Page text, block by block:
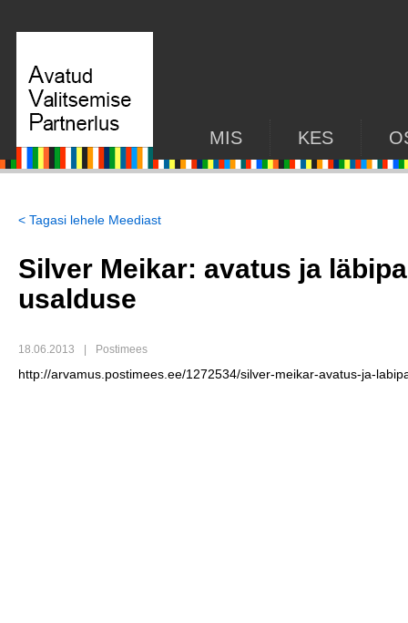
MIS KES
< Tagasi lehele Meediast
Silver Meikar: avatus ja
usalduse
18.06.2013 Postimees
http://arvamus.postimees.ee/1272534/silver-meikar-avatus-ja-